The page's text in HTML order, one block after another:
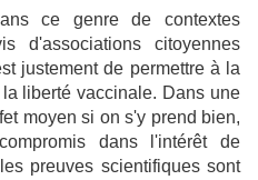
ce genre de contextes
d'associations citoyennes
justement de permettre à la
liberté vaccinale. Dans une
moyen si on s'y prend bien,
dans l'intérêt de
preuves scientifiques sont